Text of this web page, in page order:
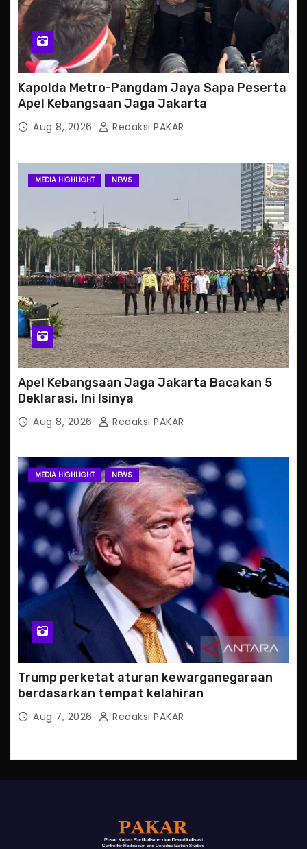
Kapolda Metro-Pangdam Jaya Sapa Peserta
Apel Kebangsaan Jaga Jakarta
Aug 8, 2026 Redaksi PAKAR
MEDIA HIGHLIGHT NEWS
Apel Kebangsaan Jaga Jakarta Bacakan 5
Deklarasi, Ini Isinya
Aug 8, 2026 Redaksi PAKAR
MEDIA HIGHLIGHT NEWS
Trump perketat aturan kewarganegaraan
berdasarkan tempat kelahiran
Aug 7, 2026 Redaksi PAKAR